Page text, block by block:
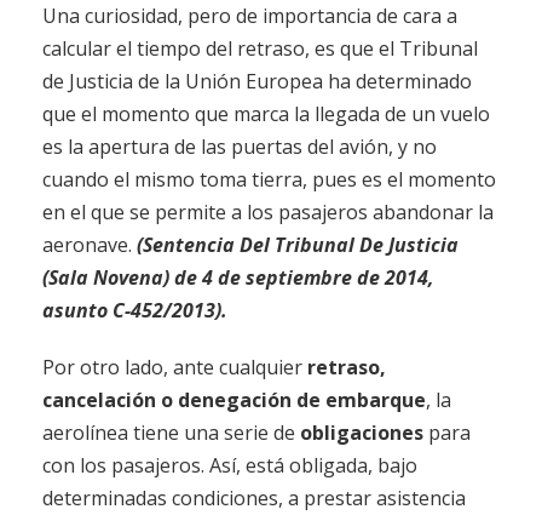
Una curiosidad, pero de importancia de cara a
calcular el tiempo del retraso, es que el Tribunal
de Justicia de la Unión Europea ha determinado
que el momento que marca la llegada de un vuelo
es la apertura de las puertas del avión, y no
cuando el mismo toma tierra, pues es el momento
en el que se permite a los pasajeros abandonar la
aeronave. (Sentencia Del Tribunal De Justicia
(Sala Novena) de 4 de septiembre de 2014,
asunto C-452/2013).
Por otro lado, ante cualquier retraso,
cancelación o denegación de embarque, la
aerolínea tiene una serie de obligaciones para
con los pasajeros. Así, está obligada, bajo
determinadas condiciones, a prestar asistencia